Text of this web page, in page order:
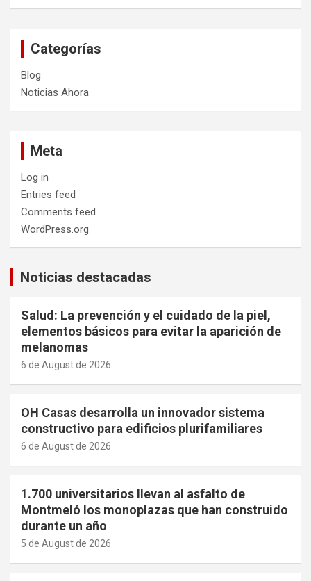
Categorías
Blog
Noticias Ahora
Meta
Log in
Entries feed
Comments feed
WordPress.org
Noticias destacadas
Salud: La prevención y el cuidado de la piel,
elementos básicos para evitar la aparición de
melanomas
6 de August de 2026
OH Casas desarrolla un innovador sistema
constructivo para edificios plurifamiliares
6 de August de 2026
1.700 universitarios llevan al asfalto de
Montmeló los monoplazas que han construido
durante un año
5 de August de 2026